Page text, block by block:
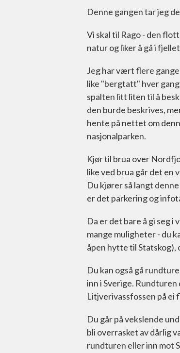
Denne gangen tar jeg
Vi skal til Rago - den
natur og liker å gå i
Jeg har vært flere
like "bergtatt" hver
spalten litt liten til å
den burde beskrives,
hente på nettet om
nasjonalparken.
Kjør til brua over
like ved brua går det en
Du kjører så langt
er det parkering og
Da er det bare å gi seg i
mange muligheter - du
åpen hytte til Statskog),
Du kan også gå
inn i Sverige.
Litjverivassfossen på ei
Du går på vekslende
bli overrasket av dårlig
rundturen eller inn mot